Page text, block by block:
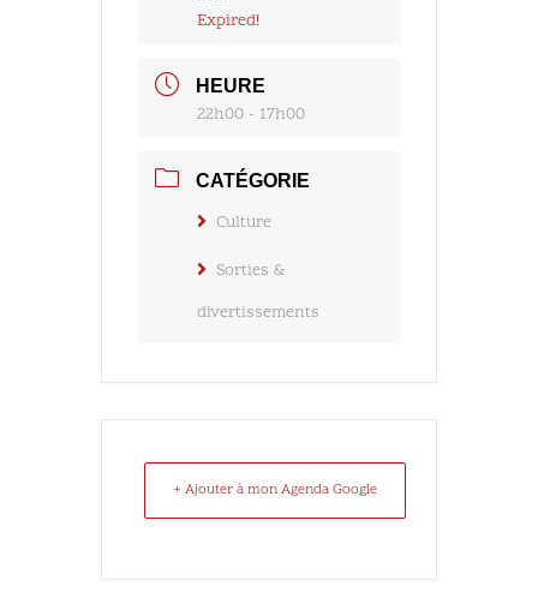
Expired!
HEURE
22h00 - 17h00
CATÉGORIE
Culture
Sorties &
divertissements
+ Ajouter à mon Agenda Google